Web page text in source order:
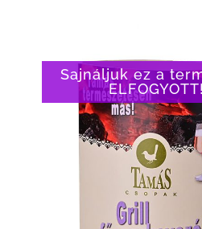
Sajnáljuk ez a
ELFOGYOTT!